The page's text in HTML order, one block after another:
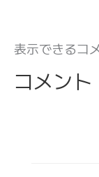
表示できるコ
コメント